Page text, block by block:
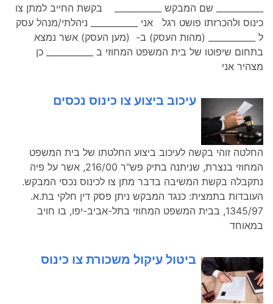
___________ שם המבקש ___________ בקשת החייב למתן צו
כינוס ולהכרזתו פושט רגל אני ___________ ניהלתי/מנהל עסק
ל ___________ (מהות העסק) ב- (מען העסק) אשר נמצא
בתחום שיפוטו של בית המשפט המחוזי ב ___________ כן
מצהיר אני
עיכוב ביצוע צו כינוס נכסים
החלטה זוהי בקשה לעיכוב ביצוע החלטתו של בית המשפט
המחוזי בנצרת, שניתנה בתיק פש"ר 216/00, אשר על פיה
נתקבלה בקשת המשיבה בדבר מתן צו לכינוס נכסי המבקש.
העובדות בתמצית: כנגד המבקש ניתן פסק דין חלקי בת.א.
1345/97, בבית המשפט המחוזי בתל-אביב-יפו, בו חויב
במאוחד
ביטול עיקול משכורת צו כינוס